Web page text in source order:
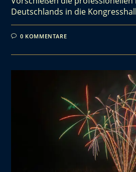
Deutschlands in die
0 KOMMENTARE